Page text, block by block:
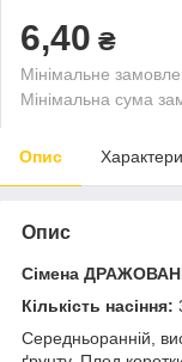
6,40 ₴
Мінімальне
Мінімальна сума
Опис
Опис
Сімена
Кількість насіння:
Середньоранній,